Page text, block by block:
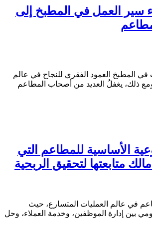
سير العمل في المطبخ إلى
في المطبخ العمود الفقري للنجاح في عالم
ذلك، يغفلُ العديد من أصحاب المطاعم
الأساسية للمطاعم التي
متابعتها لتحقيق الربحية
في عالم العمليات المتسارع، حيث
بين إدارة الموظفين، وخدمة العملاء، وحل